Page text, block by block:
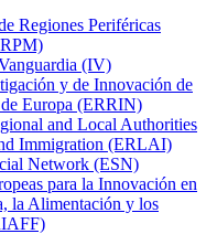
Regiones Periféricas
(IV)
y de Innovación de
Europa (ERRIN)
and Local Authorities
Immigration (ERLAI)
Network (ESN)
para la Innovación en
la Alimentación y los